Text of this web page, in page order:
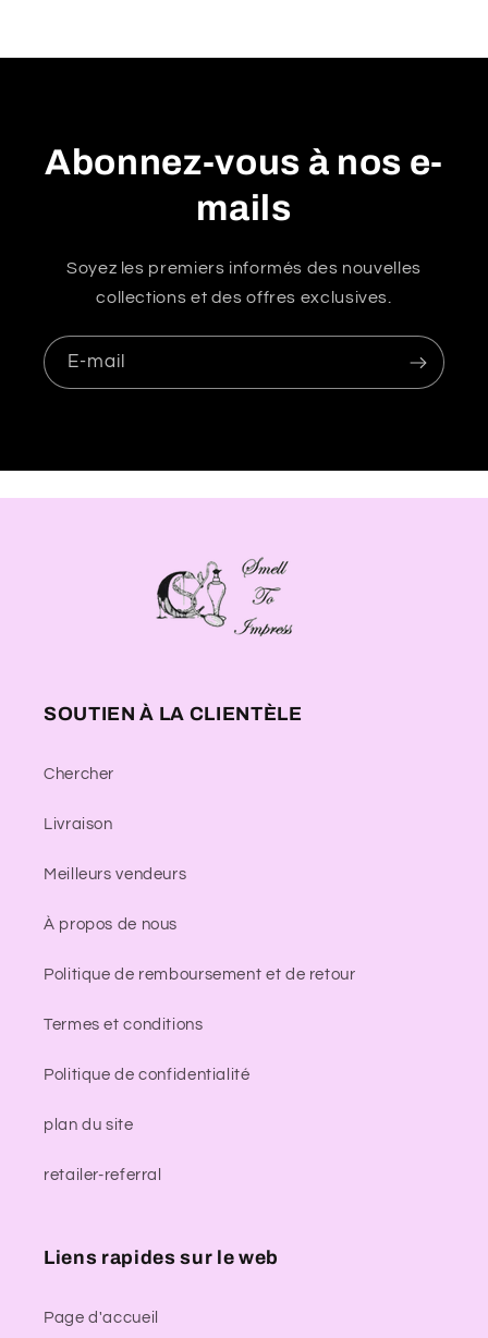
c
Abonnez-vous à nos e-
mails
Soyez les premiers informés des nouvelles
collections et des offres exclusives.
E-mail
SOUTIEN À LA CLIENTÈLE
Chercher
Livraison
Meilleurs vendeurs
À propos de nous
Politique de remboursement et de retour
Termes et conditions
Politique de confidentialité
plan du site
retailer-referral
Liens rapides sur le web
Page d'accueil